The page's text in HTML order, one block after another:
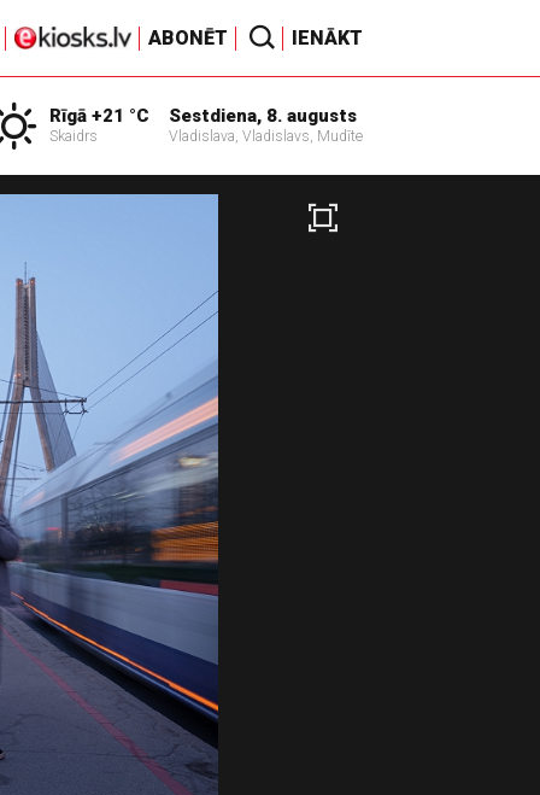
ABONĒT IENĀKT
Rīgā +21 °C
Skaidrs
Sestdiena, 8. augusts
Vladislava, Vladislavs, Mudīte